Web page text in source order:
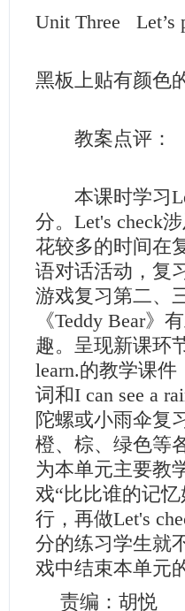
Unit Three Let’s
黑板上贴有颜色
教案点评：
本课时学习
分。Let's check
花较多的时间在
语对话活动，复
游戏复习第二、
《Teddy Bear
趣。呈现新课环
learn.的教学课件
词和I can see a
陀螺或小雨伞复
橙、棕、绿色等
为本单元主要教
戏“比比谁的记忆
行，再做Let's
分的练习学生就
戏中结束本单元
责编：胡悦